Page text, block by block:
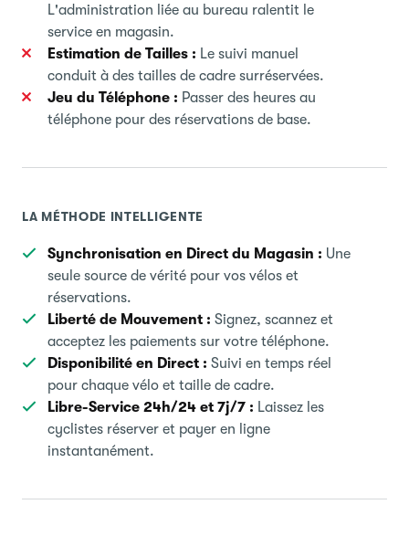
L'administration liée au bureau ralentit le
service en magasin.
Estimation de Tailles : Le suivi manuel
conduit à des tailles de cadre surréservées.
Jeu du Téléphone : Passer des heures au
téléphone pour des réservations de base.
LA MÉTHODE INTELLIGENTE
Synchronisation en Direct du Magasin : Une
seule source de vérité pour vos vélos et
réservations.
Liberté de Mouvement : Signez, scannez et
acceptez les paiements sur votre téléphone.
Disponibilité en Direct : Suivi en temps réel
pour chaque vélo et taille de cadre.
Libre-Service 24h/24 et 7j/7 : Laissez les
cyclistes réserver et payer en ligne
instantanément.